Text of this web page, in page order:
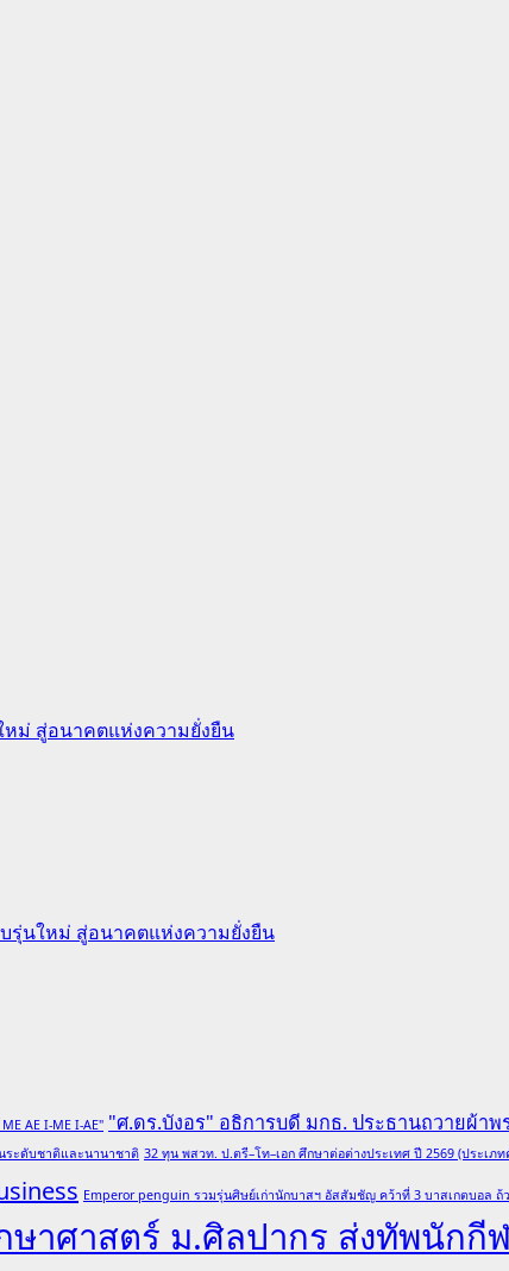
หม่ สู่อนาคตแห่งความยั่งยืน
รุ่นใหม่ สู่อนาคตแห่งความยั่งยืน
AE I-ME I-AE" "ศ.ดร.บังอร" อธิการบดี มกธ. ประธานถวายผ้า
ระดับชาติและนานาชาติ 32 ทุน พสวท. ป.ตรี–โท–เอก ศึกษาต่อต่างประเทศ ปี 2569 (ประเภท
Emperor penguin รวมรุ่นศิษย์เก่านักบาสฯ อัสสัมชัญ คว้าที่ 3 บาสเกตบอล ถ้
าศาสตร์ ม.ศิลปากร ส่งทัพนักกี